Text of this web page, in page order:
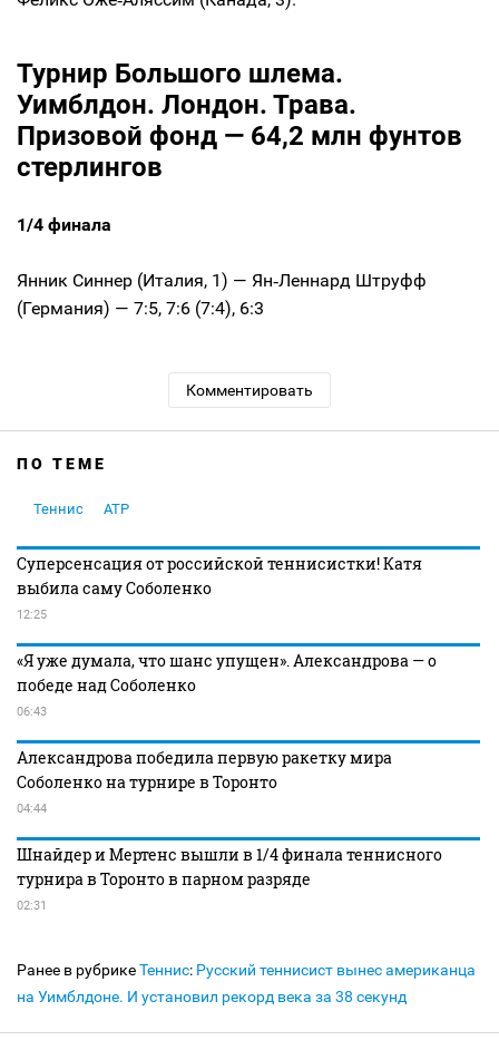
Турнир Большого шлема.
Уимблдон. Лондон. Трава.
Призовой фонд — 64,2 млн фунтов
стерлингов
1/4 финала
Янник Синнер (Италия, 1) — Ян‑Леннард Штруфф
(Германия) — 7:5, 7:6 (7:4), 6:3
Комментировать
ПО ТЕМЕ
Теннис ATP
Суперсенсация от российской теннисистки! Катя
выбила саму Соболенко
12:25
«Я уже думала, что шанс упущен». Александрова — о
победе над Соболенко
06:43
Александрова победила первую ракетку мира
Соболенко на турнире в Торонто
04:44
Шнайдер и Мертенс вышли в 1/4 финала теннисного
турнира в Торонто в парном разряде
02:31
Ранее в рубрикеТеннис: Русский теннисист вынес американца
на Уимблдоне. И установил рекорд века за 38 секунд